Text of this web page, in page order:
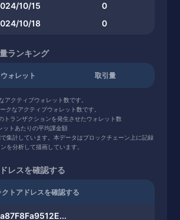
10/15
0
10/18 0
ランキング
ウォレット 取引量
アクティブウォレット数です。
クなアクティブウォレット数です。
トランザクションを発生させたウォレット数
ットあたりの平均課金額
集計しています。本データはブロックチェーン上に記録
を分析して描画しています。
レスを確認する
クトアドレスを確認する